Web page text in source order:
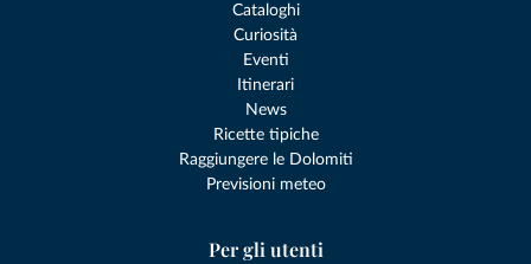
Cataloghi
Curiosità
Eventi
Itinerari
News
Ricette tipiche
Raggiungere le Dolomiti
Previsioni meteo
Per gli utenti